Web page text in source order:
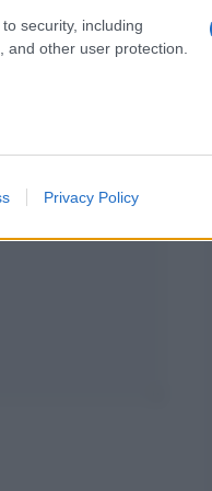
security, including
other user protection.
Privacy Policy